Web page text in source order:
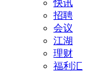
快讯
招聘
会议
江湖
理财
福利汇